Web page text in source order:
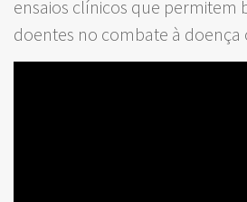
ensaios clínicos que permitem
doentes no combate à doença